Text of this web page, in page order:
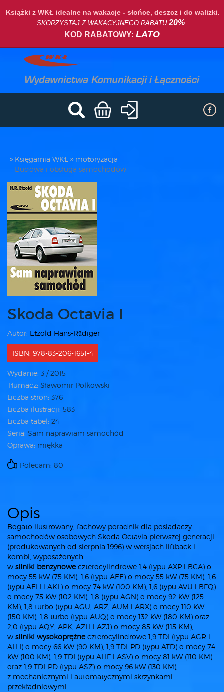
Książki z WKŁ idealne na wakacje - słońce, deszcz i do walizki.
SKORZYSTAJ Z WAKACYJNEGO RABATU20%.
KOD RABATOWY: LATO
Księgarnia WKŁ
motoryzacja
Budowa i obsługa samochodów
Skoda Octavia I
Autor: Etzold Hans-Rüdiger
ISBN: 978-83-206-1651-4
Wydanie: 3 / 2015
Tłumacz: Sławomir Polkowski
Liczba stron: 376
Liczba ilustracji: 583
Liczba tabel: 24
Seria: Sam naprawiam samochód
Oprawa: miękka
Polecam: 80
Opis
Bogato ilustrowany, fachowy poradnik dla posiadaczy
samochodów osobowych Skoda Octavia pierwszej generacji
(produkowanych od sierpnia 1996) w wersjach liftback i
kombi, wyposażonych:
w silniki benzynoweczterocylindrowe 1,4 (typu AXP i BCA) o
mocy 55 kW (75 KM), 1,6 (typu AEE) o mocy 55 kW (75 KM), 1,6
(typu AEH i AKL) o mocy 74 kW (100 KM), 1,6 (typu AVU i BFQ)
o mocy 75 kW (102 KM), 1,8 (typu AGN) o mocy 92 kW (125
KM), 1,8 turbo (typu AGU, ARZ, AUM i ARX) o mocy 110 kW
(150 KM), 1,8 turbo (typu AUQ) o mocy 132 kW (180 KM) oraz
2,0 (typu AQY, APK, AZH i AZJ) o mocy 85 kW (115 KM),
w silniki wysokoprężneczterocylindrowe 1,9 TDI (typu AGR i
ALH) o mocy 66 kW (90 KM), 1,9 TDI-PD (typu ATD) o mocy 74
kW (100 KM), 1,9 TDI (typu AHF i ASV) o mocy 81 kW (110 KM)
oraz 1,9 TDI-PD (typu ASZ) o mocy 96 kW (130 KM),
z mechanicznymi i automatycznymi skrzynkami
przekładniowymi.